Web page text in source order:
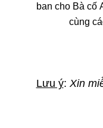
ban cho Bà cố
cùng
Lưu ý: Xin